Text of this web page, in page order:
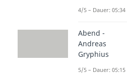
4/5 – Dauer: 05:34
Abend -
Andreas
Gryphius
5/5 – Dauer: 05:15